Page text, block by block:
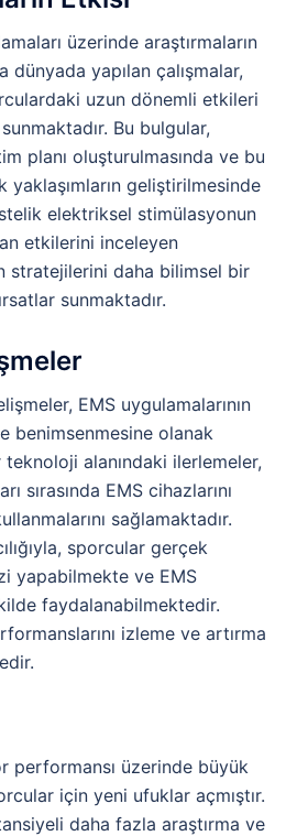
üzerinde araştırmaların
yapılan çalışmalar,
uzun dönemli etkileri
Bu bulgular,
planı oluşturulmasında ve bu
yaklaşımların geliştirilmesinde
elektriksel stimülasyonun
etkilerini inceleyen
stratejilerini daha bilimsel bir
sunmaktadır.
EMS uygulamalarının
benimsenmesine olanak
teknoloji alanındaki ilerlemeler,
sırasında EMS cihazlarını
sağlamaktadır.
sporcular gerçek
yapabilmekte ve EMS
faydalanabilmektedir.
izleme ve artırma
performansı üzerinde büyük
için yeni ufuklar açmıştır.
daha fazla araştırma ve